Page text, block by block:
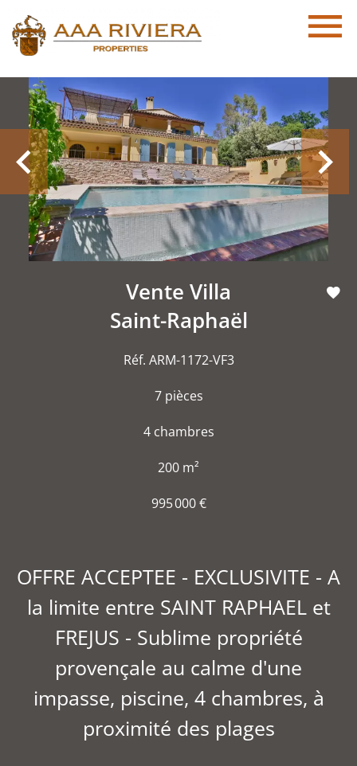
Vente Villa
Saint-Raphaël
Réf. ARM-1172-VF3
7 pièces
4 chambres
200 m²
995 000 €
OFFRE ACCEPTEE - EXCLUSIVITE - A
la limite entre SAINT RAPHAEL et
FREJUS - Sublime propriété
provençale au calme d'une
impasse, piscine, 4 chambres, à
proximité des plages